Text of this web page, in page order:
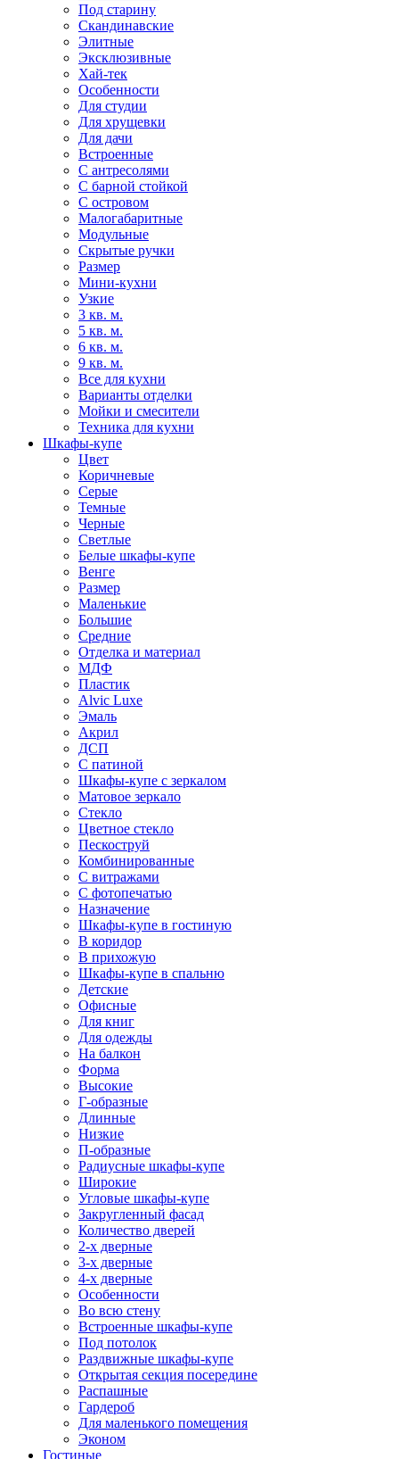
Под старину
Скандинавские
Элитные
Эксклюзивные
Хай-тек
Особенности
Для студии
Для хрущевки
Для дачи
Встроенные
С антресолями
С барной стойкой
С островом
Малогабаритные
Модульные
Скрытые ручки
Размер
Мини-кухни
Узкие
3 кв. м.
5 кв. м.
6 кв. м.
9 кв. м.
Все для кухни
Варианты отделки
Мойки и смесители
Техника для кухни
Шкафы-купе
Цвет
Коричневые
Серые
Темные
Черные
Светлые
Белые шкафы-купе
Венге
Размер
Маленькие
Большие
Средние
Отделка и материал
МДФ
Пластик
Alvic Luxe
Эмаль
Акрил
ДСП
С патиной
Шкафы-купе с зеркалом
Матовое зеркало
Стекло
Цветное стекло
Пескоструй
Комбинированные
С витражами
С фотопечатью
Назначение
Шкафы-купе в гостиную
В коридор
В прихожую
Шкафы-купе в спальню
Детские
Офисные
Для книг
Для одежды
На балкон
Форма
Высокие
Г-образные
Длинные
Низкие
П-образные
Радиусные шкафы-купе
Широкие
Угловые шкафы-купе
Закругленный фасад
Количество дверей
2-х дверные
3-х дверные
4-х дверные
Особенности
Во всю стену
Встроенные шкафы-купе
Под потолок
Раздвижные шкафы-купе
Открытая секция посередине
Распашные
Гардероб
Для маленького помещения
Эконом
Гостиные